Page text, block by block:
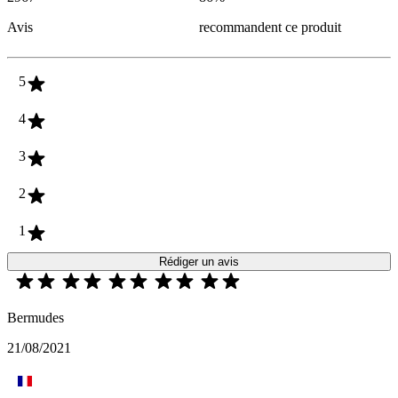
Avis
recommandent ce produit
5
4
3
2
1
Rédiger un avis
Bermudes
21/08/2021